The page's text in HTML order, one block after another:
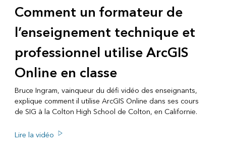
Comment un formateur de
l’enseignement technique et
professionnel utilise ArcGIS
Online en classe
Bruce Ingram, vainqueur du défi vidéo des enseignants,
explique comment il utilise ArcGIS Online dans ses cours
de SIG à la Colton High School de Colton, en Californie.
Lire la vidéo